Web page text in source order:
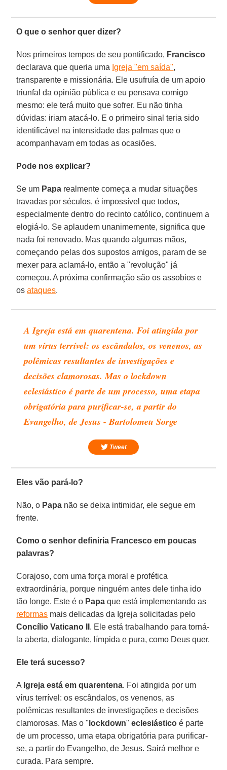
O que o senhor quer dizer?
Nos primeiros tempos de seu pontificado, Francisco
declarava que queria uma Igreja "em saída",
transparente e missionária. Ele usufruía de um apoio
triunfal da opinião pública e eu pensava comigo
mesmo: ele terá muito que sofrer. Eu não tinha
dúvidas: iriam atacá-lo. E o primeiro sinal teria sido
identificável na intensidade das palmas que o
acompanhavam em todas as ocasiões.
Pode nos explicar?
Se um Papa realmente começa a mudar situações
travadas por séculos, é impossível que todos,
especialmente dentro do recinto católico, continuem a
elogiá-lo. Se aplaudem unanimemente, significa que
nada foi renovado. Mas quando algumas mãos,
começando pelas dos supostos amigos, param de se
mexer para aclamá-lo, então a "revolução" já
começou. A próxima confirmação são os assobios e
osataques.
A Igreja está em quarentena. Foi atingida por
um vírus terrível: os escândalos, os venenos, as
polêmicas resultantes de investigações e
decisões clamorosas. Mas o lockdown
eclesiástico é parte de um processo, uma etapa
obrigatória para purificar-se, a partir do
Evangelho, de Jesus - Bartolomeu Sorge
Tweet
Eles vão pará-lo?
Não, o Papa não se deixa intimidar, ele segue em
frente.
Como o senhor definiria Francesco em poucas
palavras?
Corajoso, com uma força moral e profética
extraordinária, porque ninguém antes dele tinha ido
tão longe. Este é o Papa que está implementando as
reformas mais delicadas da Igreja solicitadas pelo
Concílio Vaticano II . Ele está trabalhando para torná-
la aberta, dialogante, límpida e pura, como Deus quer.
Ele terá sucesso?
A Igreja está em quarentena. Foi atingida por um
vírus terrível: os escândalos, os venenos, as
polêmicas resultantes de investigações e decisões
clamorosas. Mas o " lockdown"eclesiástico é parte
de um processo, uma etapa obrigatória para purificar-
se, a partir do Evangelho, de Jesus. Sairá melhor e
curada. Para sempre.